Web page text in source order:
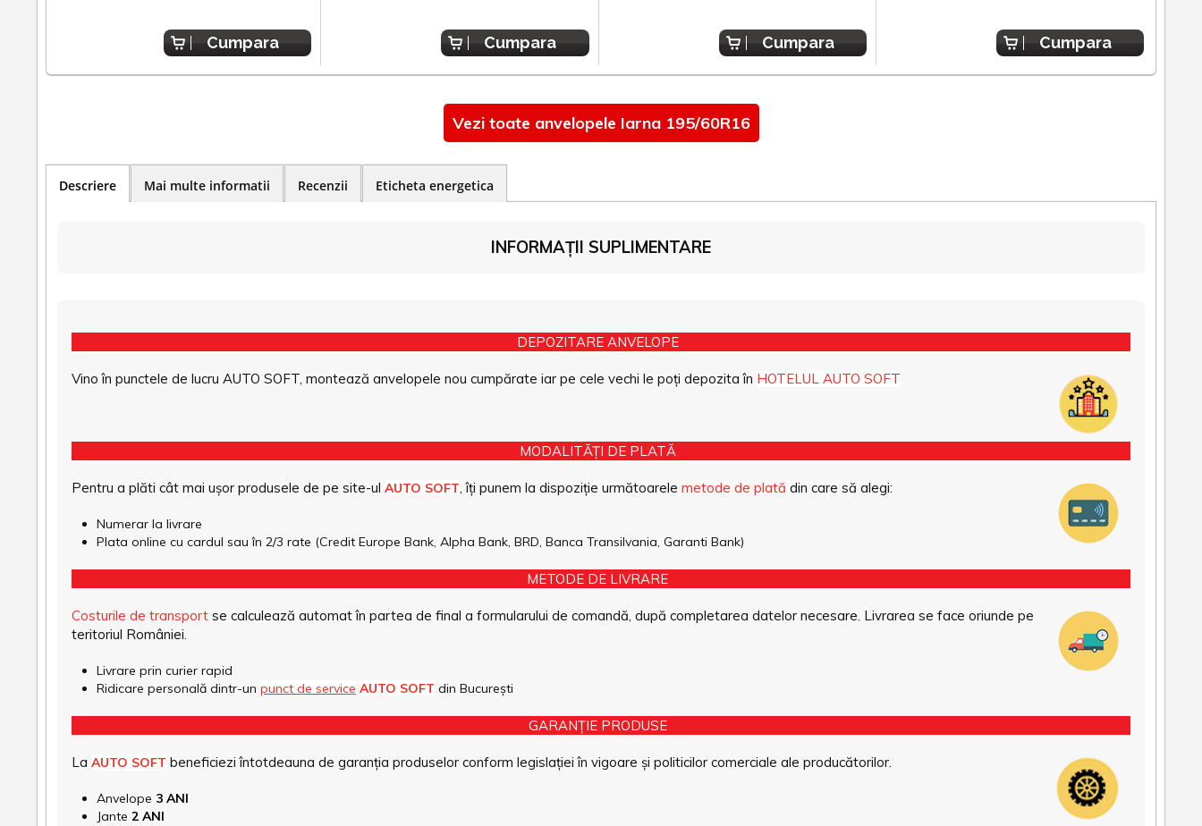
Cumpara Cumpara Cumpara Cumpara
Vezi toate anvelopele Iarna 195/60R16
Descriere Mai multe informatii Recenzii Eticheta energetica
INFORMAȚII SUPLIMENTARE
DEPOZITARE ANVELOPE
Vino în punctele de lucru AUTO SOFT, montează anvelopele nou cumpărate iar pe cele vechi le poți depozita în HOTELUL AUTO SOFT
MODALITĂȚI DE PLATĂ
Pentru a plăti cât mai ușor produsele de pe site-ul AUTO SOFT, îți punem la dispoziție următoarele metode de plată din care să alegi:
Numerar la livrare
Plata online cu cardul sau în 2/3 rate (Credit Europe Bank, Alpha Bank, BRD, Banca Transilvania, Garanti Bank)
METODE DE LIVRARE
Costurile de transport se calculează automat în partea de final a formularului de comandă, după completarea datelor necesare. Livrarea se face oriunde pe
teritoriul României.
Livrare prin curier rapid
Ridicare personală dintr-un punct de service AUTO SOFT din București
GARANȚIE PRODUSE
La AUTO SOFT beneficiezi întotdeauna de garanția produselor conform legislației în vigoare și politicilor comerciale ale producătorilor.
Anvelope 3 ANI
Jante 2 ANI